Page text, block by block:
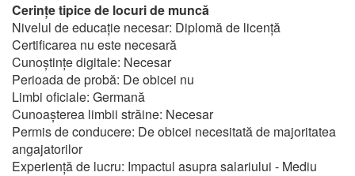
Cerințe tipice de locuri de muncă
Nivelul de educație necesar: Diplomă de licență
Certificarea nu este necesară
Cunoștințe digitale: Necesar
Perioada de probă: De obicei nu
Limbi oficiale: Germană
Cunoașterea limbii străine: Necesar
Permis de conducere: De obicei necesitată de majoritatea
angajatorilor
Experiență de lucru: Impactul asupra salariului - Mediu